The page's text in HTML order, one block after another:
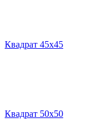
Квадрат 45х45
Квадрат 50х50